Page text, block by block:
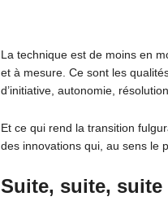
La technique est de moins en
et à mesure. Ce sont les
d’initiative, autonomie,
Et ce qui rend la transition
des innovations qui, au sens le
Suite, suite, suite